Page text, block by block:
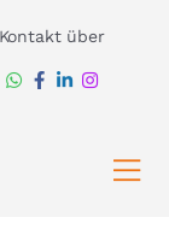
Kontakt über